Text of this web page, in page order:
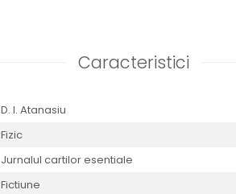
Caracteristici
D. I. Atanasiu
Fizic
Jurnalul cartilor esentiale
Fictiune